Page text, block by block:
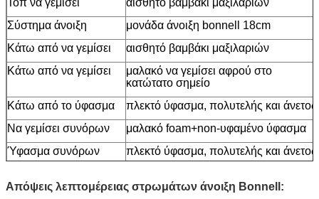
Σύστημα άνοιξη
μονάδα άνοιξη bonnell 18cm
Κάτω από να γεμίσει
αισθητό βαμβάκι μαξιλαριών
Κάτω από να γεμίσει
μαλακό να γεμίσει αφρού στο
κατώτατο σημείο
Κάτω από το ύφασμα
πλεκτό ύφασμα, πολυτελής και άνετος
Να γεμίσει συνόρων
μαλακό foam+non-υφαμένο ύφασμα
Ύφασμα συνόρων
πλεκτό ύφασμα, πολυτελής και άνετος
Απόψεις λεπτομέρειας στρωμάτων άνοιξη Bonnell: